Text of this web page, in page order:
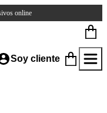
online
Soy cliente